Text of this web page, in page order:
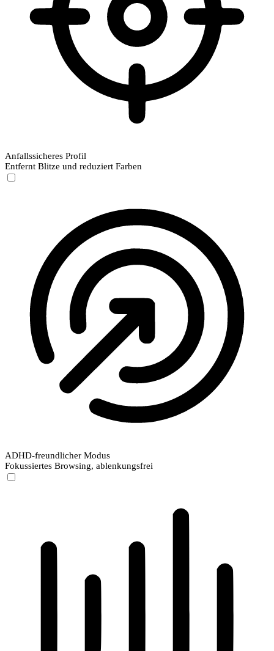
Anfallssicheres Profil
Entfernt Blitze und reduziert Farben
ADHD-freundlicher Modus
Fokussiertes Browsing, ablenkungsfrei